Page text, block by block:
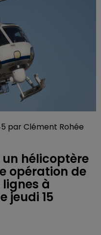
par Clément Rohée
un hélicoptère
opération de
à
jeudi 15